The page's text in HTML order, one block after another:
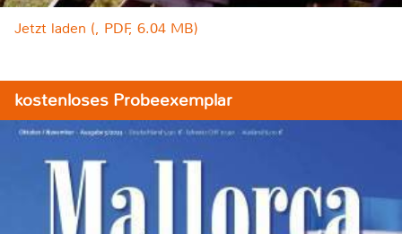
Jetzt laden (, PDF, 6.04 MB)
kostenloses Probeexemplar